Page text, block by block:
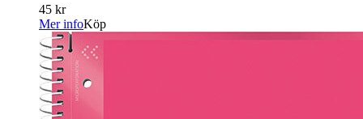
45 kr
Mer infoKöp